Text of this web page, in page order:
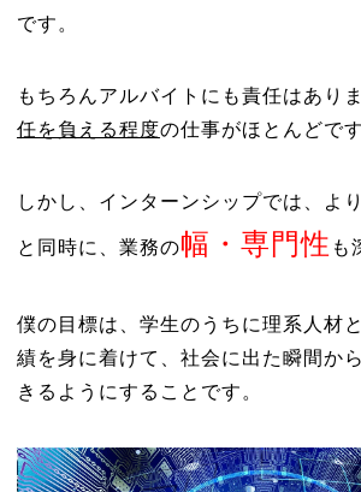
です。
もちろんアルバイトにも責任はありま
任を負える程度の仕事がほとんどです
しかし、インターンシップでは、よ
と同時に、業務の幅・専門性 も
僕の目標は、学生のうちに理系人材
績を身に着けて、社会に出た瞬間か
きるようにすることです。